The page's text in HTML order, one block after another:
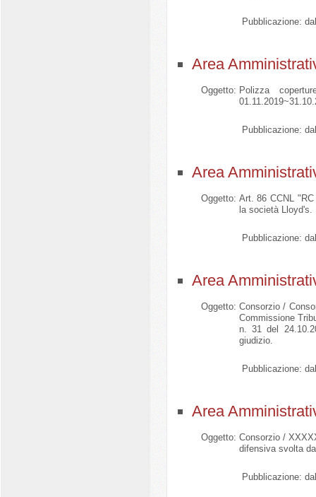
Pubblicazione:
Area
Oggetto: Polizza
Pubblicazione:
Area
Oggetto: Art. 86 CCNL
la società Lloyd's.
Pubblicazione:
Area
Oggetto: Consorzio /
Commissione
n. 31 del
giudizio.
Pubblicazione:
Area
Oggetto: Consorzio /
difensiva svolta
Pubblicazione: